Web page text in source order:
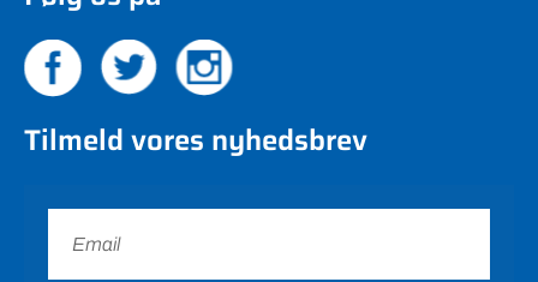
Tilmeld vores nyhedsbrev